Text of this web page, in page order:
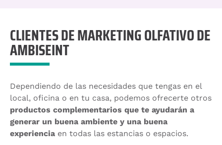
CLIENTES DE MARKETING OLFATIVO DE
AMBISEINT
Dependiendo de las necesidades que tengas en el
local, oficina o en tu casa, podemos ofrecerte otros
productos complementarios que te ayudarán a
generar un buena ambiente y una buena
experiencia en todas las estancias o espacios.